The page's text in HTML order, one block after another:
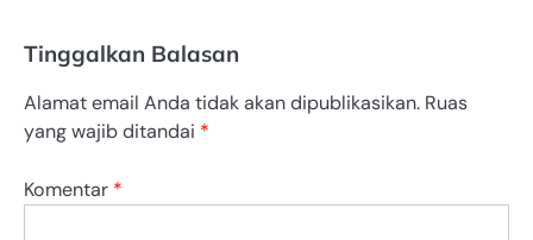
Tinggalkan Balasan
Alamat email Anda tidak akan dipublikasikan. Ruas
yang wajib ditandai *
Komentar *